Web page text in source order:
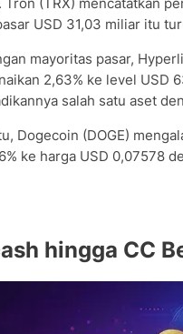
USD 31,03 miliar itu
mayoritas pasar,
2,63% ke level USD
salah satu aset
Dogecoin (DOGE)
ke harga USD 0,07578
hingga CC